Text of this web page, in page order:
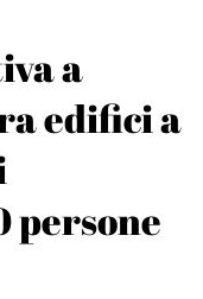
a
edifici a
persone